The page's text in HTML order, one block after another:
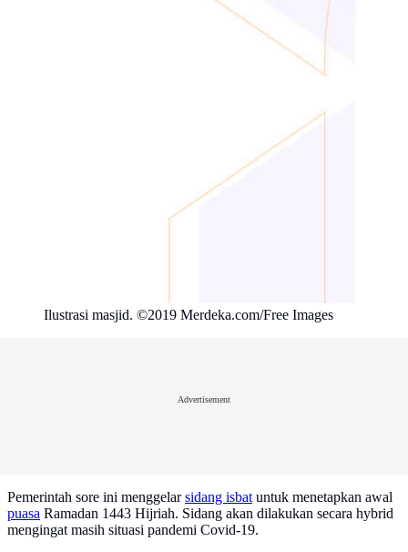
Ilustrasi masjid. ©2019 Merdeka.com/Free Images
Advertisement
Pemerintah sore ini menggelarsidang isbatuntuk menetapkan awal
puasa Ramadan 1443 Hijriah. Sidang akan dilakukan secara hybrid
mengingat masih situasi pandemi Covid-19.